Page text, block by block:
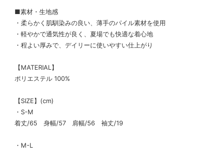
■素材・生地感
・柔らかく肌馴染みの良い、薄手のパイル素材を使用
・軽やかで通気性が良く、夏場でも快適な着心地
・程よい厚みで、デイリーに使いやすい仕上がり
【MATERIAL】
ポリエステル 100%
【SIZE】(cm)
・S-M
着丈/65 身幅/57 肩幅/56 袖丈/19
・M-L